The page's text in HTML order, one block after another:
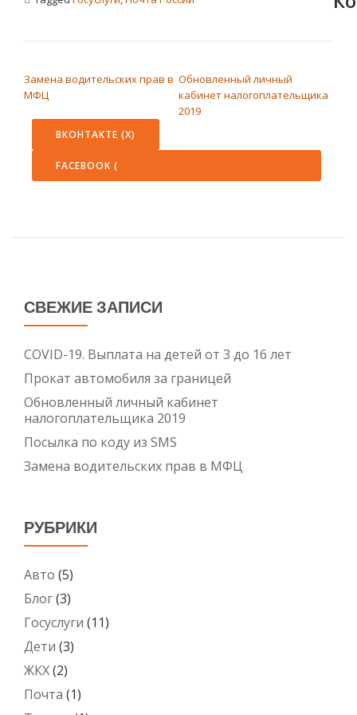
Замена водительских прав в
МФЦ
Обновленный личный
кабинет налогоплательщика
2019
ВКОНТАКТЕ (X)
FACEBOOK (
СВЕЖИЕ ЗАПИСИ
COVID-19. Выплата на детей от 3 до 16 лет
Прокат автомобиля за границей
Обновленный личный кабинет
налогоплательщика 2019
Посылка по коду из SMS
Замена водительских прав в МФЦ
РУБРИКИ
Авто (5)
Блог(3)
Госуслуги (11)
Дети (3)
ЖКХ(2)
Почта (1)